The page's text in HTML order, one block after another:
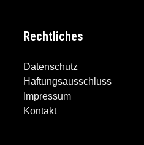
Rechtliches
Datenschutz
Haftungsausschluss
Impressum
Kontakt